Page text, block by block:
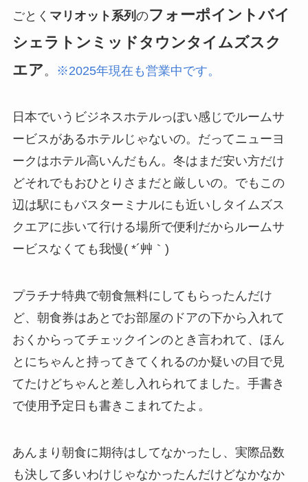
ごとく マリオット系列 のフォーポイントバイ
シェラトンミッドタウンタイムズスク
エア。 ※2025年現在も営業中です。
日本でいうビジネスホテルっぽい感じでルームサ
ービスがあるホテルじゃないの。だってニューヨ
ークはホテル高いんだもん。冬はまだ安い方だけ
どそれでもおひとりさまだと厳しいの。でもこの
辺は駅にもバスターミナルにも近いしタイムズス
クエアに歩いて行ける場所で便利だからルームサ
ービスなくても我慢( *´艸｀)
プラチナ特典で朝食無料にしてもらったんだけ
ど、朝食券はあとでお部屋のドアの下から入れて
おくからってチェックインのとき言われて、ほん
とにちゃんと持ってきてくれるのか疑いの目で見
てたけどちゃんと差し入れられてました。手書き
で使用予定日も書きこまれてたよ。
あんまり朝食に期待はしてなかったし、実際品数
も決して多いわけじゃなかったんだけどなかなか